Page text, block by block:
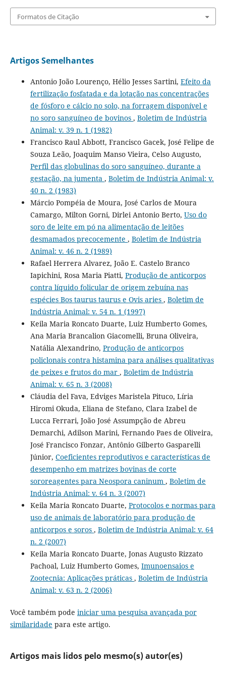
Formatos de Citação
Artigos Semelhantes
Antonio João Lourenço, Hélio Jesses Sartini, Efeito da
fertilização fosfatada e da lotação nas concentrações
de fósforo e cálcio no solo, na forragem disponível e
no soro sanguíneo de bovinos , Boletim de Indústria
Animal: v. 39 n. 1 (1982)
Francisco Raul Abbott, Francisco Gacek, José Felipe de
Souza Leão, Joaquim Manso Vieira, Celso Augusto,
Perfil das globulinas do soro sanguíneo, durante a
gestação, na jumenta , Boletim de Indústria Animal: v.
40 n. 2 (1983)
Márcio Pompéia de Moura, José Carlos de Moura
Camargo, Milton Gorni, Dirlei Antonio Berto, Uso do
soro de leite em pó na alimentação de leitões
desmamados precocemente , Boletim de Indústria
Animal: v. 46 n. 2 (1989)
Rafael Herrera Alvarez, João E. Castelo Branco
Iapichini, Rosa Maria Piatti, Produção de anticorpos
contra líquido folicular de origem zebuína nas
espécies Bos taurus taurus e Ovis aries , Boletim de
Indústria Animal: v. 54 n. 1 (1997)
Keila Maria Roncato Duarte, Luiz Humberto Gomes,
Ana Maria Brancalion Giacomelli, Bruna Oliveira,
Natália Alexandrino, Produção de anticorpos
policlonais contra histamina para análises qualitativas
de peixes e frutos do mar , Boletim de Indústria
Animal: v. 65 n. 3 (2008)
Cláudia del Fava, Edviges Maristela Pituco, Líria
Hiromi Okuda, Eliana de Stefano, Clara Izabel de
Lucca Ferrari, João José Assumpção de Abreu
Demarchi, Adilson Marini, Fernando Paes de Oliveira,
José Francisco Fonzar, Antônio Gilberto Gasparelli
Júnior, Coeficientes reprodutivos e características de
desempenho em matrizes bovinas de corte
sororeagentes para Neospora caninum , Boletim de
Indústria Animal: v. 64 n. 3 (2007)
Keila Maria Roncato Duarte, Protocolos e normas para
uso de animais de laboratório para produção de
anticorpos e soros , Boletim de Indústria Animal: v. 64
n. 2 (2007)
Keila Maria Roncato Duarte, Jonas Augusto Rizzato
Pachoal, Luiz Humberto Gomes, Imunoensaios e
Zootecnia: Aplicações práticas , Boletim de Indústria
Animal: v. 63 n. 2 (2006)
Você também pode iniciar uma pesquisa avançada por
similaridade para este artigo.
Artigos mais lidos pelo mesmo(s) autor(es)